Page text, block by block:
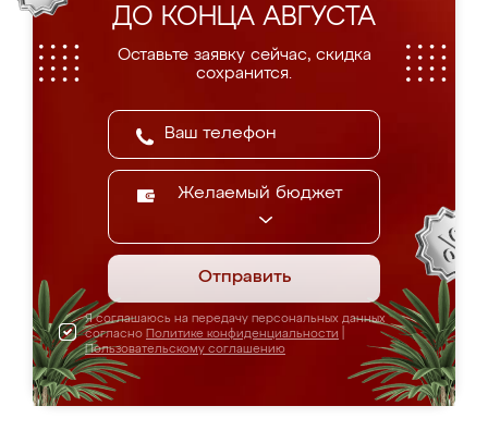
ДО КОНЦА АВГУСТА
Оставьте заявку сейчас, скидка
сохранится.
Желаемый бюджет
Отправить
Я соглашаюсь на передачу персональных данных
согласно Политике конфиденциальности
Пользовательскому соглашению